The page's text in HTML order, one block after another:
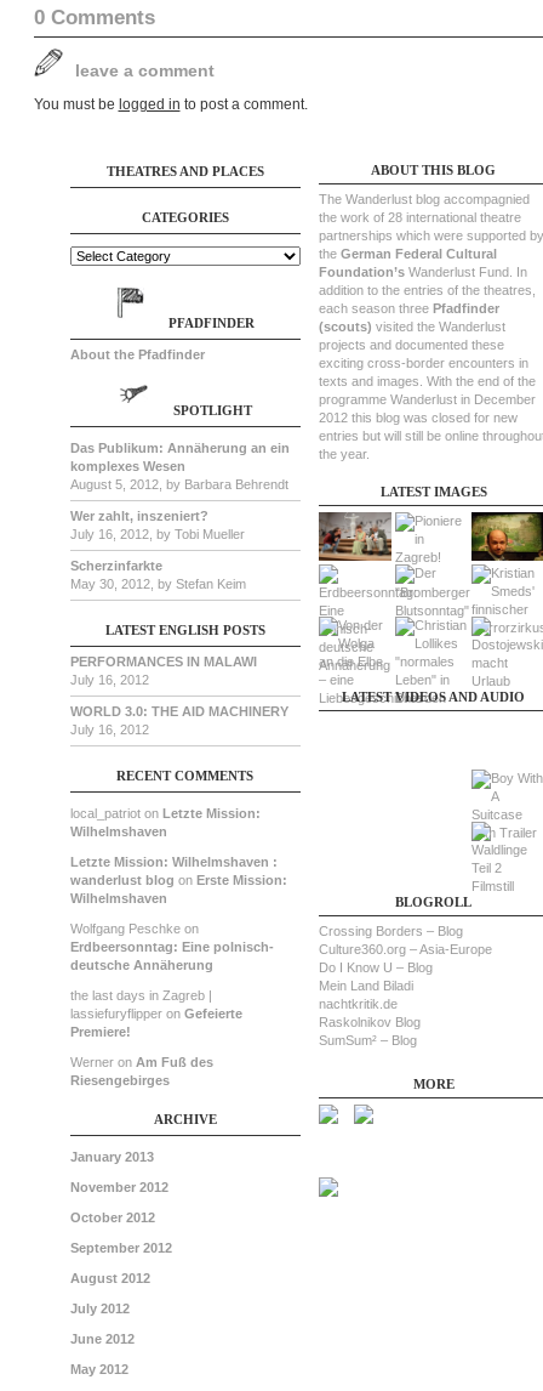
0 Comments
leave a comment
You must be logged in to post a comment.
THEATRES AND PLACES
CATEGORIES
PFADFINDER
About the Pfadfinder
SPOTLIGHT
Das Publikum: Annäherung an ein
komplexes Wesen
August 5, 2012, by Barbara Behrendt
Wer zahlt, inszeniert?
July 16, 2012, by Tobi Mueller
Scherzinfarkte
May 30, 2012, by Stefan Keim
LATEST ENGLISH POSTS
PERFORMANCES IN MALAWI
July 16, 2012
WORLD 3.0: THE AID MACHINERY
July 16, 2012
RECENT COMMENTS
local_patriot on Letzte Mission:
Wilhelmshaven
Letzte Mission: Wilhelmshaven :
wanderlust blog on Erste Mission:
Wilhelmshaven
Wolfgang Peschke on
Erdbeersonntag: Eine polnisch-
deutsche Annäherung
the last days in Zagreb |
lassiefuryflipper on Gefeierte
Premiere!
Werner on Am Fuß des
Riesengebirges
ARCHIVE
January 2013
November 2012
October 2012
September 2012
August 2012
July 2012
June 2012
May 2012
ABOUT THIS BLOG
The Wanderlust blog accompagnied
the work of 28 international theatre
partnerships which were supported by
the German Federal Cultural
Foundation’sWanderlust Fund. In
addition to the entries of the theatres,
each season three Pfadfinder
(scouts) visited the Wanderlust
projects and documented these
exciting cross-border encounters in
texts and images. With the end of the
programme Wanderlust in December
2012 this blog was closed for new
entries but will still be online
the year.
LATEST IMAGES
LATEST VIDEOS AND AUDIO
BLOGROLL
Crossing Borders – Blog
Culture360.org – Asia-Europe
Do I Know U – Blog
Mein Land Biladi
nachtkritik.de
Raskolnikov Blog
SumSum² – Blog
MORE